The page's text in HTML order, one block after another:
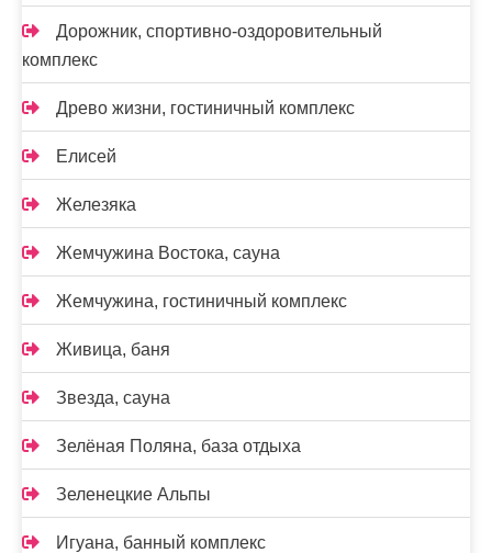
Дорожник, спортивно-оздоровительный
комплекс
Древо жизни, гостиничный комплекс
Елисей
Железяка
Жемчужина Востока, сауна
Жемчужина, гостиничный комплекс
Живица, баня
Звезда, сауна
Зелёная Поляна, база отдыха
Зеленецкие Альпы
Игуана, банный комплекс